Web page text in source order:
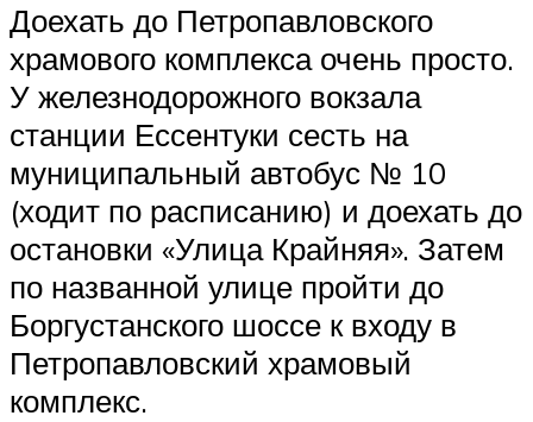
Доехать до Петропавловского
храмового комплекса очень просто.
У железнодорожного вокзала
станции Ессентуки сесть на
муниципальный автобус № 10
(ходит по расписанию) и доехать до
остановки «Улица Крайняя». Затем
по названной улице пройти до
Боргустанского шоссе к входу в
Петропавловский храмовый
комплекс.